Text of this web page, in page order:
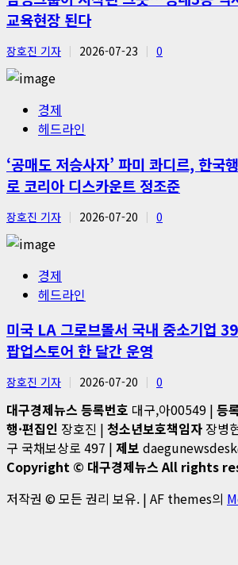
교육현장 된다
장호진 기자 2026-07-23 0
경제
헤드라인
‘공매도 저승사자’ 파미 콰디르, 한
로 코리아 디스카운트 정조준
장호진 기자 2026-07-20 0
경제
헤드라인
미국 LA 그로브몰서 국내 중소기업
팝업스토어 한 달간 운영
장호진 기자 2026-07-20 0
대구경제뉴스 등록번호 대구,아00549 | 등
행·편집인 장호진 | 청소년보호책임자 장병
구 국채보상로 497 | 제보
Copyright © 대구경제뉴스 All rights
저작권 © 모든 권리 보유. | AF themes의